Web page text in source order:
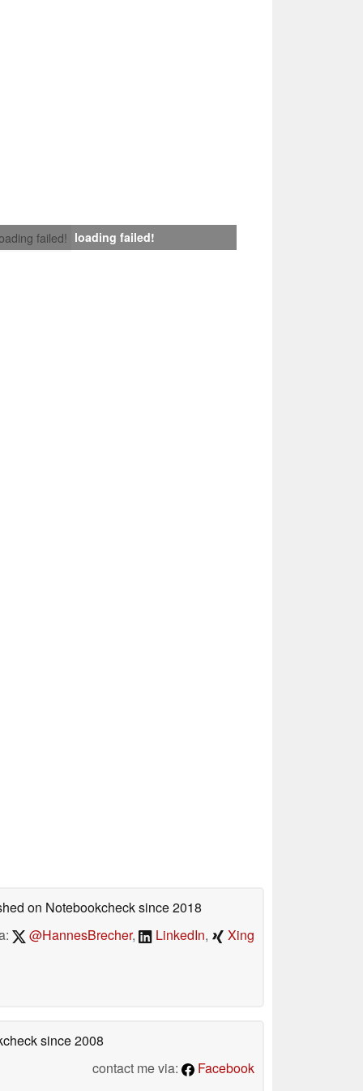
failed! loading failed!
on Notebookchecksince 2018
@HannesBrecher, LinkedIn, Xing
since 2008
contact me via:
Facebook